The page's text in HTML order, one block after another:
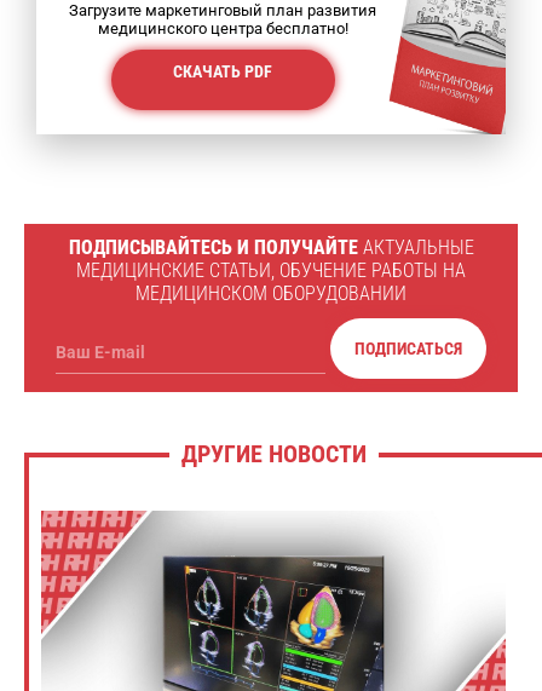
Загрузите маркетинговый план развития
медицинского центра бесплатно!
СКАЧАТЬ PDF
ПОДПИСЫВАЙТЕСЬ И ПОЛУЧАЙТЕАКТУАЛЬНЫЕ
МЕДИЦИНСКИЕ СТАТЬИ, ОБУЧЕНИЕ РАБОТЫ НА
МЕДИЦИНСКОМ ОБОРУДОВАНИИ
Ваш E-mail ПОДПИСАТЬСЯ
ДРУГИЕ НОВОСТИ